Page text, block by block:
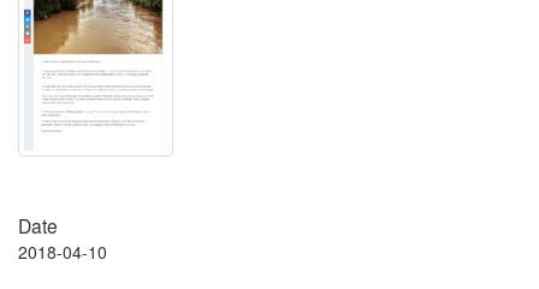
Date
2018-04-10